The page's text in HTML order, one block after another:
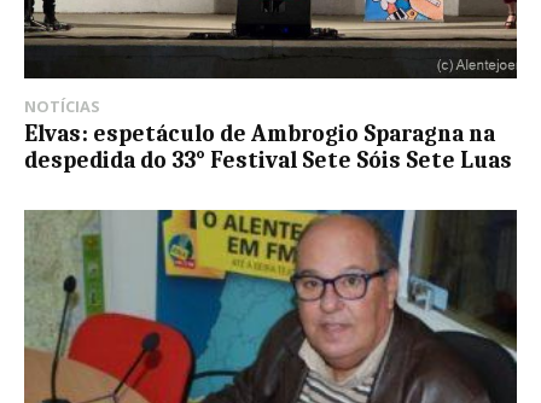
NOTÍCIAS
Elvas: espetáculo de Ambrogio Sparagna na
despedida do 33° Festival Sete Sóis Sete Luas